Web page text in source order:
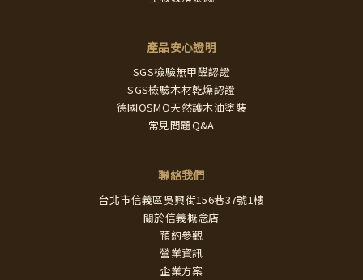
產品安心證明
SGS檢驗無甲醛認證
SGS檢驗木材乾燥認證
德國OSMO天然護木油塗裝
常見問題Q&A
聯絡我們
台北市信義區吳興街156巷37號1樓
關於信義概念店
預約參觀
營業資訊
企業方案